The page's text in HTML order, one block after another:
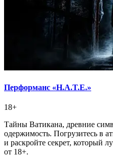
Перформанс «H.А.T.E.»
18+
Тайны Ватикана, древние
одержимость. Погрузитесь в
и раскройте секрет, который
от 18+.